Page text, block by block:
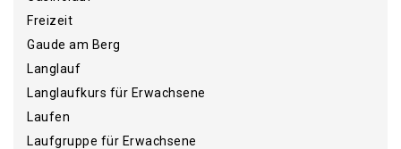
Freizeit
Gaude am Berg
Langlauf
Langlaufkurs für Erwachsene
Laufen
Laufgruppe für Erwachsene